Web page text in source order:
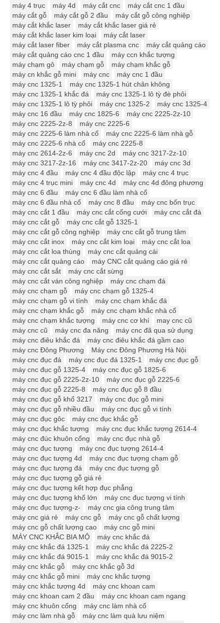
máy 4 trục máy 4d máy cắt cnc
máy cắt cnc 1 đầu
máy cắt gỗ
máy cắt gỗ 2 đầu
máy cắt gỗ công nghiệp
máy cắt khắc laser
máy cắt khắc laser giá rẻ
máy cắt khắc laser kim loại
máy cắt laser
máy cắt laser fiber
máy cắt plasma cnc
máy cắt quảng cáo
máy cắt quảng cáo cnc 1 đầu
máy ccn khắc tượng
máy chạm gô
máy chạm gỗ
máy chạm khắc gỗ
máy cn khắc gỗ mini
máy cnc
máy cnc 1 đầu
máy cnc 1325-1
máy cnc 1325-1 hút chân không
máy cnc 1325-1 khắc đá
máy cnc 1325-1 lô tỳ đè phôi
máy cnc 1325-1 lô tỳ phôi
máy cnc 1325-2
máy cnc 1325-4
máy cnc 16 đầu
máy cnc 1825-6
máy cnc 2225-2z-10
máy cnc 2225-2z-8
máy cnc 2225-6
máy cnc 2225-6 làm nhà cổ
máy cnc 2225-6 làm nhà gỗ
máy cnc 2225-6 nhà cổ
máy cnc 2225-8
máy cnc 2614-2z-6
máy cnc 2d
máy cnc 3217-2z-10
máy cnc 3217-2z-16
máy cnc 3417-2z-20
máy cnc 3d
máy cnc 4 đầu
máy cnc 4 đầu độc lập
máy cnc 4 trục
máy cnc 4 trục mini
máy cnc 4d
máy cnc 4d đông phương
máy cnc 6 đầu
máy cnc 6 đầu làm nhà cổ
máy cnc 6 đầu nhà cổ
máy cnc 8 đầu
máy cnc bốn trục
máy cnc cắt 1 đầu
máy cnc cắt cổng cưới
máy cnc cắt đá
máy cnc cắt gỗ
máy cnc cắt gỗ 1325-1
máy cnc cắt gỗ công nghiệp
máy cnc cắt gỗ trung tâm
máy cnc cắt inox
máy cnc cắt kim loại
máy cnc cắt loa
máy cnc cắt loa thùng
máy cnc cắt quảng cái
máy cnc cắt quảng cáo
máy CNC cắt quảng cáo giá rẻ
máy cnc cắt sắt
máy cnc cắt sừng
máy cnc cắt ván công nghiệp
máy cnc chạm đá
máy cnc chạm gỗ
máy cnc chạm gỗ 1325-4
máy cnc chạm gỗ vi tính
máy cnc chạm khắc đá
máy cnc chạm khắc gỗ
máy cnc chạm khắc nhà cổ
máy cnc chạm khắc tượng
máy cnc cơ khí
may cnc cũ
máy cnc cũ
máy cnc đa năng
máy cnc đã qua sử dụng
máy cnc điêu khắc đá
máy cnc điêu khắc đá gầm cao
máy cnc Đông Phương
Máy cnc Đông Phương Hà Nội
máy cnc đục đá
máy cnc đục đá 1325-1
máy cnc đục gỗ
máy cnc đục gỗ 1325-4
máy cnc đục gỗ 1825-6
máy cnc đục gỗ 2225-2z-10
máy cnc đục gỗ 2225-6
máy cnc đục gỗ 2225-8
máy cnc đục gỗ 8 đầu
máy cnc đục gỗ khổ 3217
máy cnc đục gỗ mini
máy cnc đục gỗ nhiều đầu
máy cnc đục gỗ vi tính
máy cnc đục gôc
máy cnc đục khắc gỗ
máy cnc đục khắc tượng
máy cnc đục khắc tượng 2614-4
máy cnc đúc khuôn cổng
máy cnc đục nhà gỗ
máy cnc đục tượng
máy cnc đục tượng 2614-4
máy cnc đục tượng 4d
máy cnc đục tượng chạm gỗ
máy cnc đục tượng đá
máy cnc đục tượng gỗ
máy cnc đục tượng gỗ giá rẻ
máy cnc đục tượng kết hợp đục phẳng
máy cnc đục tượng khổ lớn
máy cnc đục tượng vi tính
máy cnc đục tượng-z-
máy cnc gia công trung tâm
máy cnc giá rẻ
máy cnc gỗ
máy cnc gỗ chất lượng
máy cnc gỗ chất lượng cao
máy cnc gỗ mini
MÁY CNC KHẮC BIA MỘ
máy cnc khắc đá
máy cnc khắc đá 1325-1
máy cnc khắc đá 2225-2
máy cnc khắc đá 9015-1
máy cnc khắc đá 9015-2
máy cnc khắc gỗ
máy cnc khắc gỗ 3d
máy cnc khắc gỗ mini
máy cnc khắc tượng
máy cnc khắc tượng 4d
máy cnc khoan cam
máy cnc khoan cam 2 đầu
máy cnc khoan cam ngang
máy cnc khuôn cổng
máy cnc làm nhà cổ
máy cnc làm nhà gỗ
máy cnc làm quà lưu niệm